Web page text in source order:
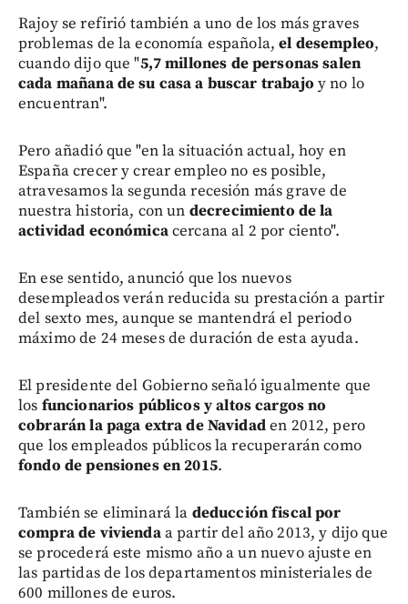
Rajoy se refirió también a uno de los más graves
problemas de la economía española, el desempleo,
cuando dijo que "5,7 millones de personas salen
cada mañana de su casa a buscar trabajo y no lo
encuentran".
Pero añadió que "en la situación actual, hoy en
España crecer y crear empleo no es posible,
atravesamos la segunda recesión más grave de
nuestra historia, con un decrecimiento de la
actividad económicacercana al 2 por ciento".
En ese sentido, anunció que los nuevos
desempleados verán reducida su prestación a partir
del sexto mes, aunque se mantendrá el periodo
máximo de 24 meses de duración de esta ayuda.
El presidente del Gobierno señaló igualmente que
los funcionarios públicos y altos cargos no
cobrarán la paga extra de Navidaden 2012, pero
que los empleados públicos la recuperarán como
fondo de pensiones en 2015.
También se eliminará la deducción fiscal por
compra de viviendaa partir del año 2013, y dijo que
se procederá este mismo año a un nuevo ajuste en
las partidas de los departamentos ministeriales de
600 millones de euros.